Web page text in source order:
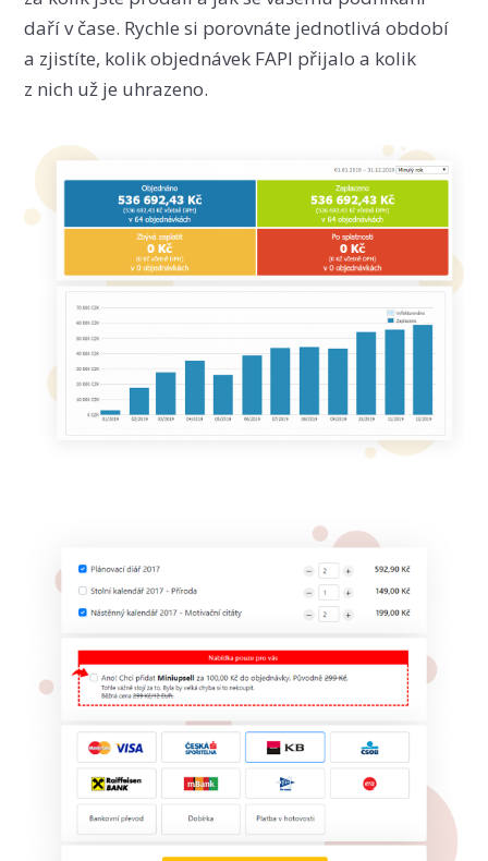
daří v čase. Rychle si porovnáte jednotlivá období
a zjistíte, kolik objednávek FAPI přijalo a kolik
z nich už je uhrazeno.